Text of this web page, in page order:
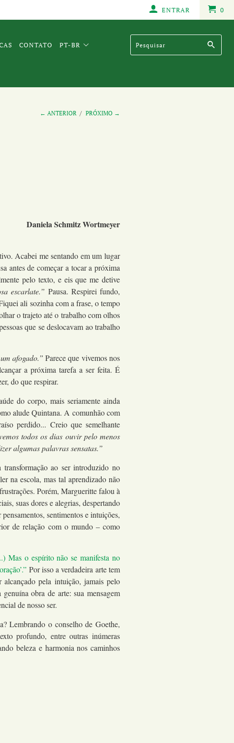
0
ENTRAR
CONTATO PT-BR
← ANTERIOR / PRÓXIMO →
Daniela Schmitz Wortmeyer
Acabei me sentando em um lugar
antes de começar a tocar a próxima
pelo texto, e eis que me detive
escarlate.” Pausa. Respirei fundo,
ali sozinha com a frase, o tempo
o trajeto até o trabalho com olhos
que se deslocavam ao trabalho
afogado.” Parece que vivemos nos
a próxima tarefa a ser feita. É
do que respirar.
do corpo, mais seriamente ainda
alude Quintana. A comunhão com
perdido... Creio que semelhante
todos os dias ouvir pelo menos
algumas palavras sensatas.”
ao ser introduzido no
na escola, mas tal aprendizado não
Porém, Margueritte falou à
suas dores e alegrias, despertando
sentimentos e intuições,
de relação com o mundo – como
Mas o espírito não se manifesta no
Por isso a verdadeira arte tem
pela intuição, jamais pelo
obra de arte: sua mensagem
de nosso ser.
Lembrando o conselho de Goethe,
profundo, entre outras inúmeras
beleza e harmonia nos caminhos